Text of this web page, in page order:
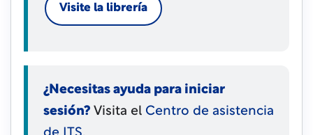
Visite la librería
¿Necesitas ayuda para iniciar
sesión? Visita el Centro de asistencia